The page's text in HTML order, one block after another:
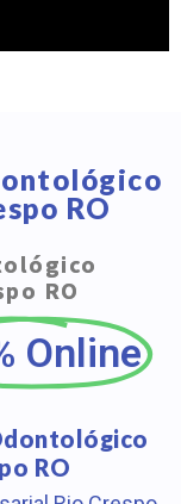
RO
RO
Online
RO